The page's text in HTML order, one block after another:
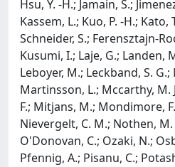
Hsu, Y. -H.; Jamain, S.;
Kassem, L.; Kuo, P. -H.; Kato,
Schneider, S.; Ferensztajn-
Kusumi, I.; Laje, G.; Landen,
Leboyer, M.; Leckband, S.
Martinsson, L.; Mccarthy, M.
F.; Mitjans, M.; Mondimore,
Nievergelt, C. M.; Nothen, M.
O'Donovan, C.; Ozaki, N.;
Pfennig, A.; Pisanu, C.;